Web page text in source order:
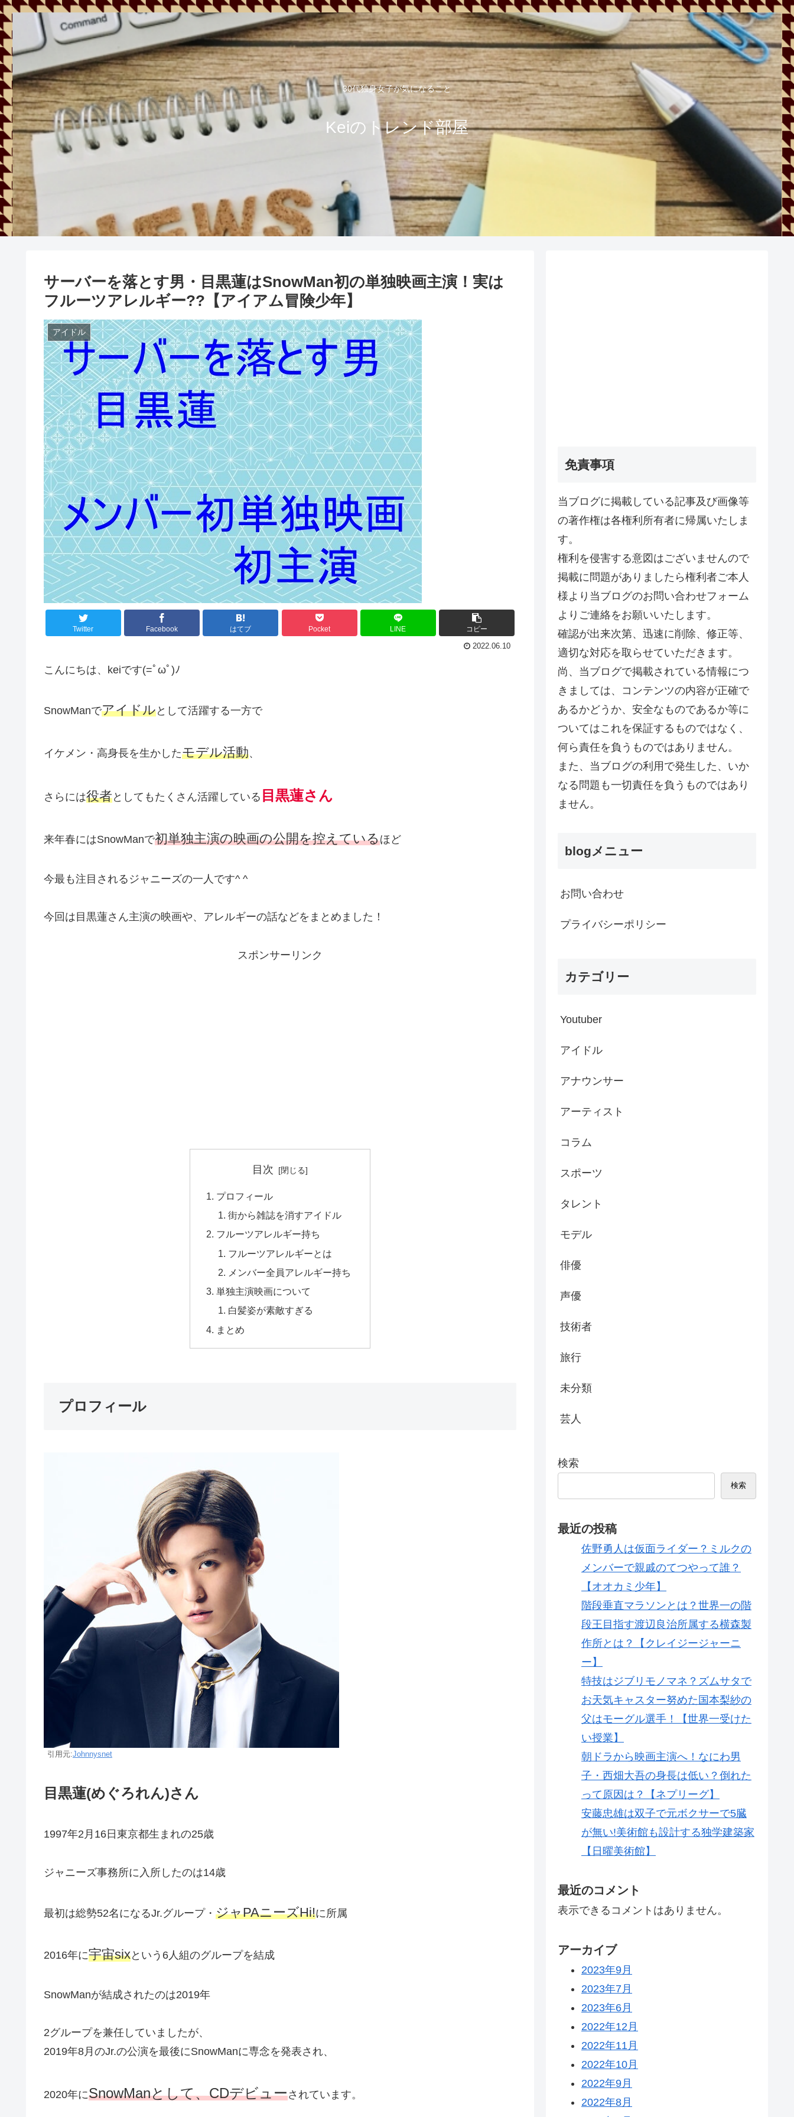
30代独身女子が気になること
Keiのトレンド部屋
サーバーを落とす男・目黒蓮はSnowMan初の単独映画主演！実は
フルーツアレルギー??【アイアム冒険少年】
アイドル
Twitter Facebook はてブ Pocket LINE コピー
2022.06.10
こんにちは、keiです(=ﾟωﾟ)ﾉ
SnowManでアイドルとして活躍する一方で
イケメン・高身長を生かしたモデル活動、
さらには役者としてもたくさん活躍している 目黒蓮さん
来年春にはSnowManで初単独主演の映画の公開を控えているほど
今最も注目されるジャニーズの一人です^ ^
今回は目黒蓮さん主演の映画や、アレルギーの話などをまとめました！
スポンサーリンク
目次
プロフィール
街から雑誌を消すアイドル
フルーツアレルギー持ち
フルーツアレルギーとは
メンバー全員アレルギー持ち
単独主演映画について
白髪姿が素敵すぎる
まとめ
プロフィール
引用元:Johnnysnet
目黒蓮(めぐろれん)さん
1997年2月16日東京都生まれの25歳
ジャニーズ事務所に入所したのは14歳
最初は総勢52名になるJr.グループ・ ジャPAニーズHi!に所属
2016年に宇宙sixという6人組のグループを結成
SnowManが結成されたのは2019年
2グループを兼任していましたが、
2019年8月のJr.の公演を最後にSnowManに専念を発表され、
2020年にSnowManとして、CDデビューされています。
免責事項
当ブログに掲載している記事及び画像等
の著作権は各権利所有者に帰属いたしま
す。
権利を侵害する意図はございませんので
掲載に問題がありましたら権利者ご本人
様より当ブログのお問い合わせフォーム
よりご連絡をお願いいたします。
確認が出来次第、迅速に削除、修正等、
適切な対応を取らせていただきます。
尚、当ブログで掲載されている情報につ
きましては、コンテンツの内容が正確で
あるかどうか、安全なものであるか等に
ついてはこれを保証するものではなく、
何ら責任を負うものではありません。
また、当ブログの利用で発生した、いか
なる問題も一切責任を負うものではあり
ません。
blogメニュー
お問い合わせ
プライバシーポリシー
カテゴリー
Youtuber
アイドル
アナウンサー
アーティスト
コラム
スポーツ
タレント
モデル
俳優
声優
技術者
旅行
未分類
芸人
検索
検索
最近の投稿
佐野勇人は仮面ライダー？ミルクの
メンバーで親戚のてつやって誰？
【オオカミ少年】
階段垂直マラソンとは？世界一の階
段王目指す渡辺良治所属する横森製
作所とは？【クレイジージャーニ
ー】
特技はジブリモノマネ？ズムサタで
お天気キャスター努めた国本梨紗の
父はモーグル選手！【世界一受けた
い授業】
朝ドラから映画主演へ！なにわ男
子・西畑大吾の身長は低い？倒れた
って原因は？【ネプリーグ】
安藤忠雄は双子で元ボクサーで5臓
が無い!美術館も設計する独学建築家
【日曜美術館】
最近のコメント
表示できるコメントはありません。
アーカイブ
2023年9月
2023年7月
2023年6月
2022年12月
2022年11月
2022年10月
2022年9月
2022年8月